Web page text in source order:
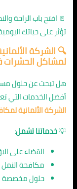
🚪 افتح باب الراحة
تؤثر على حياتك
🔍 الشركة
لمشاكل
هل تبحث عن حلول
أفضل الخدمات التي
الشركة الألمانية
💡خدماتنا تشمل:
القضاء على
مكافحة النمل
حلول مخصصة